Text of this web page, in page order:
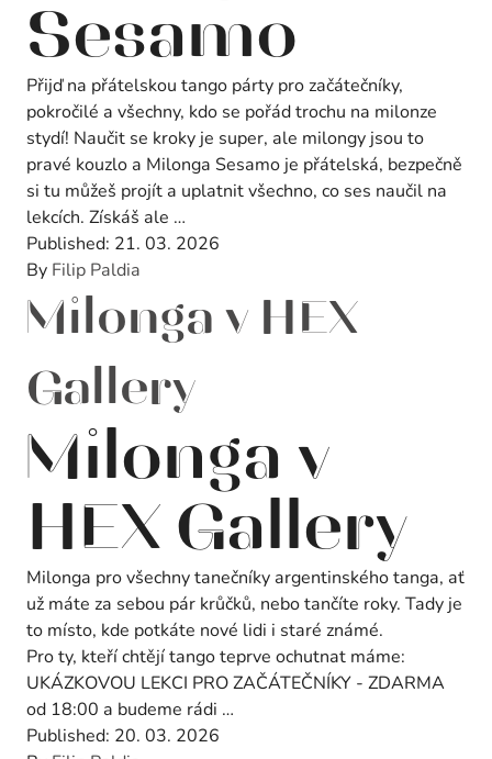
Sesamo
Přijď na přátelskou tango párty pro začátečníky,
pokročilé a všechny, kdo se pořád trochu na milonze
stydí! Naučit se kroky je super, ale milongy jsou to
pravé kouzlo a Milonga Sesamo je přátelská, bezpečně
si tu můžeš projít a uplatnit všechno, co ses naučil na
lekcích. Získáš ale …
Published: 21. 03. 2026
By Filip Paldia
Milonga v HEX
Gallery
Milonga v
HEX Gallery
Milonga pro všechny tanečníky argentinského tanga, ať
už máte za sebou pár krůčků, nebo tančíte roky. Tady je
to místo, kde potkáte nové lidi i staré známé.
Pro ty, kteří chtějí tango teprve ochutnat máme:
UKÁZKOVOU LEKCI PRO ZAČÁTEČNÍKY - ZDARMA
od 18:00 a budeme rádi …
Published: 20. 03. 2026